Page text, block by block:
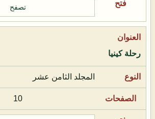
تصفح
رحلة كينيا
المجلد الثامن عشر
10